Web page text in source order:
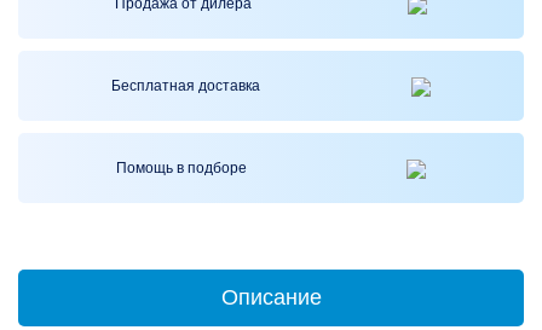
Продажа отдилера
Бесплатнаядоставка
Помощь в подборе
Описание